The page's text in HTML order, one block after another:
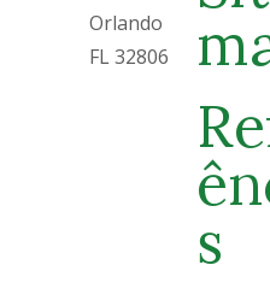
Orlando
FL 32806
s